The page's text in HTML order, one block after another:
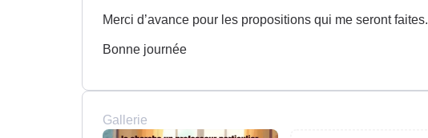
Merci d’avance pour les propositions qui me seront faites.
Bonne journée
Gallerie